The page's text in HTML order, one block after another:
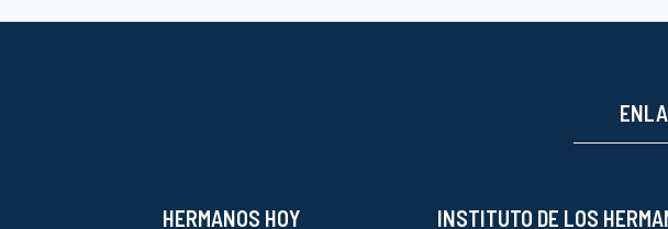
HERMANOS HOY INSTITUTO DE LOS